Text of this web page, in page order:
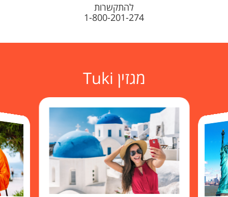
להתקשרות
1-800-201-274
מגזין Tuki